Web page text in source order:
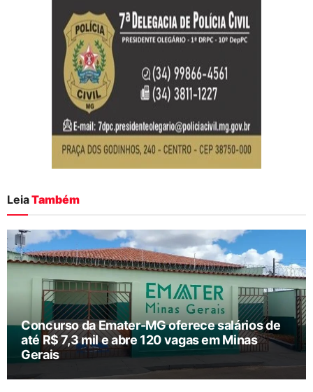
LeiaTambém
Concurso da Emater-MG oferece salários de
até R$ 7,3 mil e abre 120 vagas em Minas
Gerais